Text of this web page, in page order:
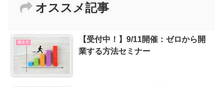
オススメ記事
働き方
【受付中！】9/11開催：ゼロから開
業する方法セミナー